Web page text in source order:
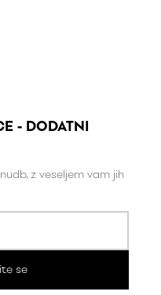
- DODATNI
z veseljem vam jih
se